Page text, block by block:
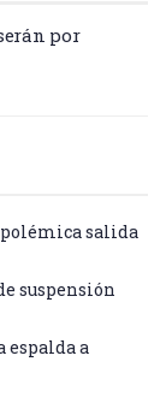
por
salida
suspensión
espalda a